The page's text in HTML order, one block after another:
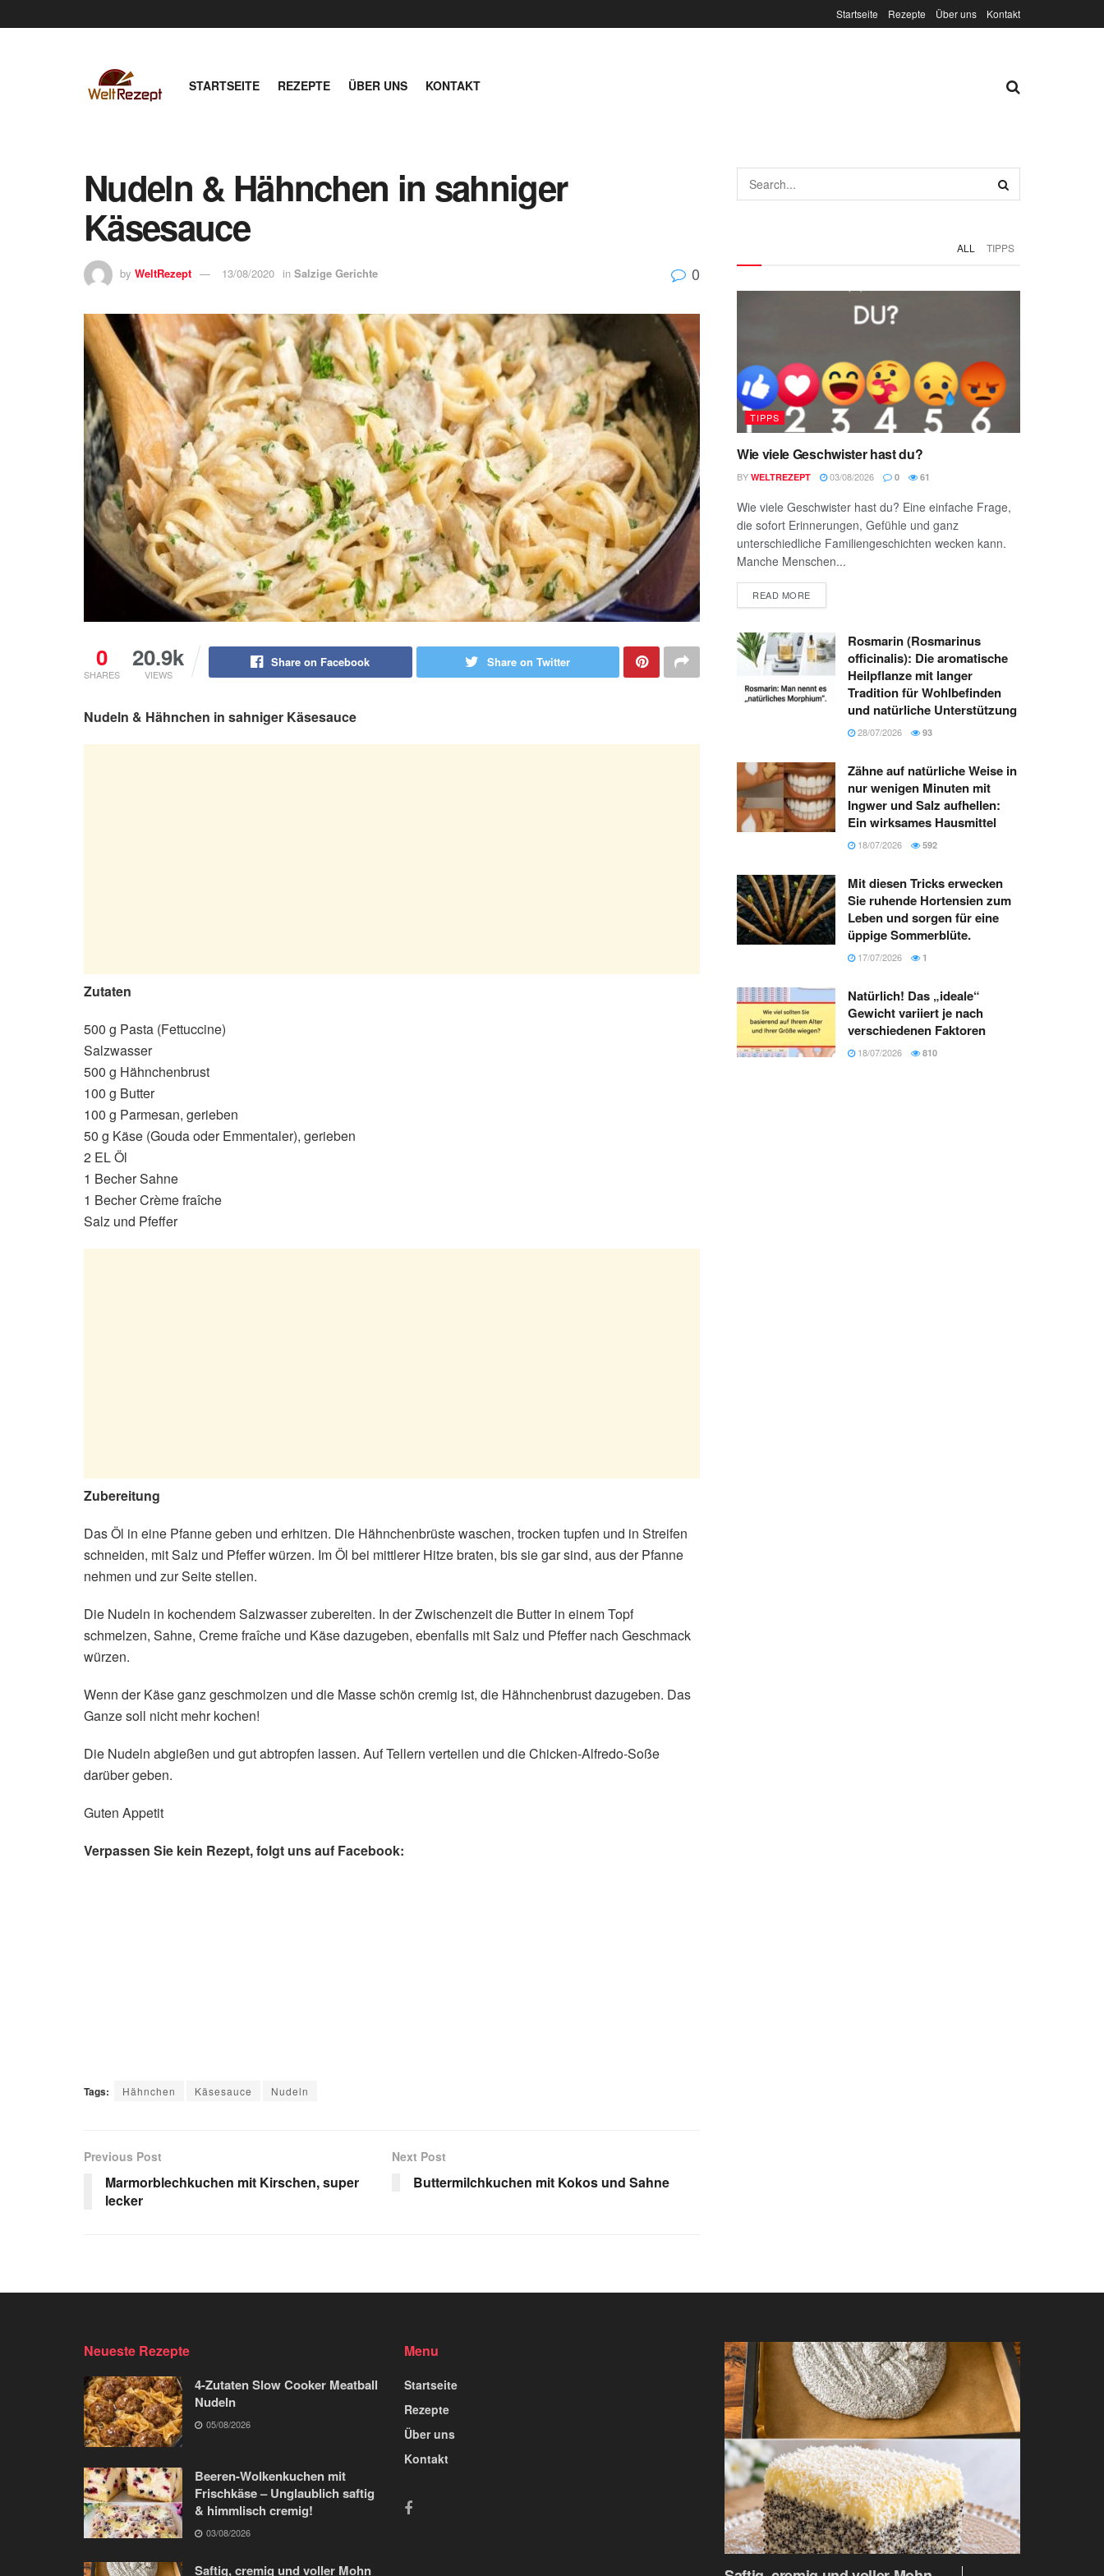
Startseite Rezepte Über uns Kontakt
STARTSEITE REZEPTE ÜBER UNS KONTAKT
Nudeln & Hähnchen in sahniger
Käsesauce
by WeltRezept 13/08/2020 in Salzige Gerichte 0
0
SHARES
20.9k
VIEWS
Share on Facebook Share on Twitter
Nudeln & Hähnchen in sahniger Käsesauce
Zutaten
500 g Pasta (Fettuccine)
Salzwasser
500 g Hähnchenbrust
100 g Butter
100 g Parmesan, gerieben
50 g Käse (Gouda oder Emmentaler), gerieben
2 EL Öl
1 Becher Sahne
1 Becher Crème fraîche
Salz und Pfeffer
Zubereitung
Das Öl in eine Pfanne geben und erhitzen. Die Hähnchenbrüste waschen, trocken tupfen und in Streifen
schneiden, mit Salz und Pfeffer würzen. Im Öl bei mittlerer Hitze braten, bis sie gar sind, aus der Pfanne
nehmen und zur Seite stellen.
Die Nudeln in kochendem Salzwasser zubereiten. In der Zwischenzeit die Butter in einem Topf
schmelzen, Sahne, Creme fraîche und Käse dazugeben, ebenfalls mit Salz und Pfeffer nach Geschmack
würzen.
Wenn der Käse ganz geschmolzen und die Masse schön cremig ist, die Hähnchenbrust dazugeben. Das
Ganze soll nicht mehr kochen!
Die Nudeln abgießen und gut abtropfen lassen. Auf Tellern verteilen und die Chicken-Alfredo-Soße
darüber geben.
Guten Appetit
Verpassen Sie kein Rezept, folgt uns auf Facebook:
Tags: Hähnchen Käsesauce Nudeln
Previous Post
Marmorblechkuchen mit Kirschen, super
lecker
Next Post
Buttermilchkuchen mit Kokos und Sahne
ALL TIPPS
TIPPS
Wie viele Geschwister hast du?
BY WELTREZEPT 03/08/2026 0 61
Wie viele Geschwister hast du? Eine einfache Frage,
die sofort Erinnerungen, Gefühle und ganz
unterschiedliche Familiengeschichten wecken kann.
Manche Menschen...
READ MORE
Rosmarin (Rosmarinus
officinalis): Die aromatische
Heilpflanze mit langer
Tradition für Wohlbefinden
und natürliche Unterstützung
28/07/2026 93
Zähne auf natürliche Weise in
nur wenigen Minuten mit
Ingwer und Salz aufhellen:
Ein wirksames Hausmittel
18/07/2026 592
Mit diesen Tricks erwecken
Sie ruhende Hortensien zum
Leben und sorgen für eine
üppige Sommerblüte.
17/07/2026 1
Natürlich! Das „ideale“
Gewicht variiert je nach
verschiedenen Faktoren
18/07/2026 810
Neueste Rezepte
4-Zutaten Slow Cooker Meatball
Nudeln
05/08/2026
Beeren-Wolkenkuchen mit
Frischkäse – Unglaublich saftig
& himmlisch cremig!
03/08/2026
Saftig, cremig und voller Mohn
Menu
Startseite
Rezepte
Über uns
Kontakt